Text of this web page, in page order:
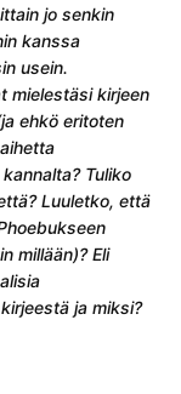
jo senkin
kanssa
usein.
mielestäsi kirjeen
ehkö eritoten
Tuliko
Luuletko, että
millään)? Eli
ja miksi?